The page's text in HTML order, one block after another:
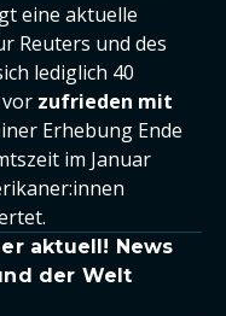
eine aktuelle
Reuters und des
lediglich 40
zufrieden mit
Erhebung Ende
im Januar
aktuell! News
der Welt